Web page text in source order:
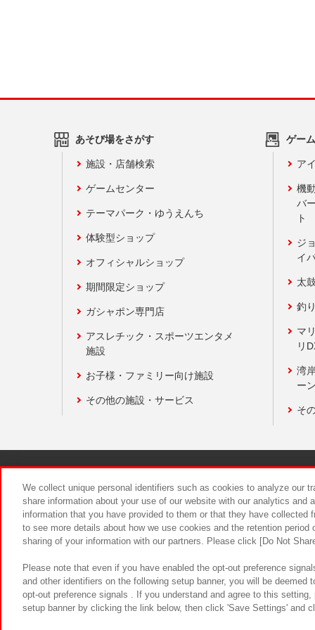
あそび場をさがす
施設・店舗検索
ゲームセンター
テーマパーク・ゆうえんち
体験型ショップ
オフィシャルショップ
期間限定ショップ
ガシャポン専門店
アスレチック・スポーツエンタメ
施設
お子様・ファミリー向け施設
その他の施設・サービス
ゲー
ア
機
バ
ト
ジ
イ
太
釣
マ
リ
湾
ー
そ
食品のご
We collect unique personal identifiers such as cookies to analyze our
share information about your use of our website with our analytics and
information that you have provided to them or that they have
to see more details about how we use cookies and the retention
sharing of your information with our partners. Please click [Do Not
Please note that even if you have enabled the opt-out preference
and other identifiers on the following setup banner, you will be
opt-out preference signals . If you understand and agree to this
setup banner by clicking the link below, then click 'Save Settings' and